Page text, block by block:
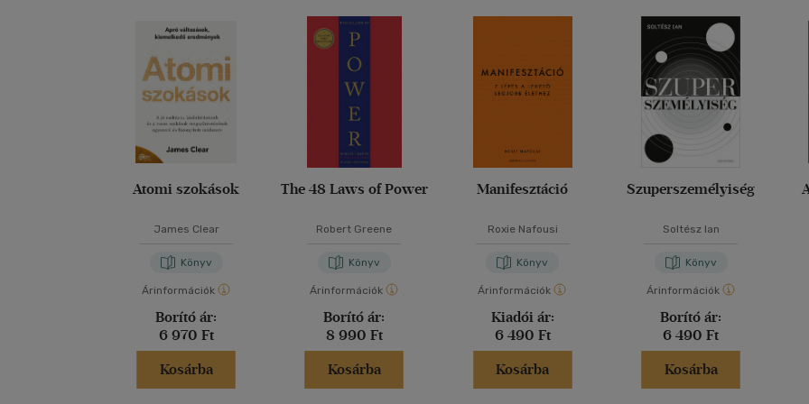
Atomi szokások
James Clear
Könyv
Árinformációk
Borító ár:
6 970 Ft
Kosárba
The 48 Laws of Power
Robert Greene
Könyv
Árinformációk
Borító ár:
8 990 Ft
Kosárba
Manifesztáció
Roxie Nafousi
Könyv
Árinformációk
Kiadói ár:
6 490 Ft
Kosárba
Szuperszemélyiség
Soltész Ian
Könyv
Árinformációk
Borító ár:
6 490 Ft
Kosárba